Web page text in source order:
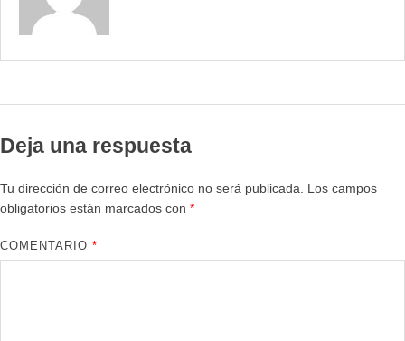
Deja una respuesta
Tu dirección de correo electrónico no será publicada.
Los campos
obligatorios están marcados con *
COMENTARIO*